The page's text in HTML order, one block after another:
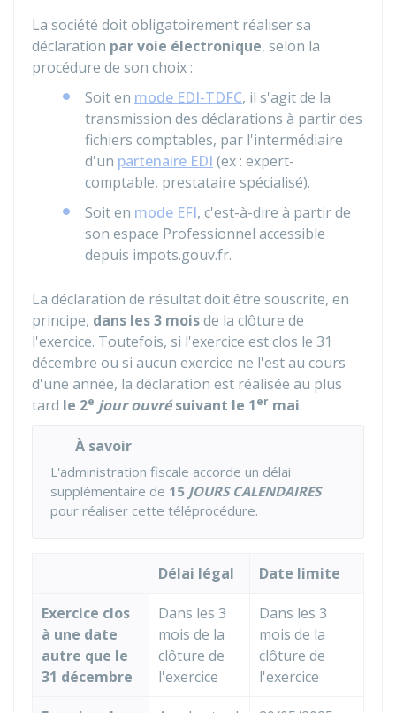
La société doit obligatoirement réaliser sa
déclaration par voie électronique, selon la
procédure de son choix :
Soit en mode EDI-TDFC, il s'agit de la
transmission des déclarations à partir des
fichiers comptables, par l'intermédiaire
d'un partenaire EDI (ex : expert-
comptable, prestataire spécialisé).
Soit en mode EFI, c'est-à-dire à partir de
son espace Professionnel accessible
depuis impots.gouv.fr.
La déclaration de résultat doit être souscrite, en
principe, dans les 3 moisde la clôture de
l'exercice. Toutefois, si l'exercice est clos le 31
décembre ou si aucun exercice ne l'est au cours
d'une année, la déclaration est réalisée au plus
tard le 2e jour ouvrésuivant le 1er mai.
À savoir
L'administration fiscale accorde un délai
supplémentaire de 15 JOURS CALENDAIRES
pour réaliser cette téléprocédure.
Délai légal Date limite
Exercice clos
à une date
autre que le
31 décembre
Dans les 3
mois de la
clôture de
l'exercice
Dans les 3
mois de la
clôture de
l'exercice